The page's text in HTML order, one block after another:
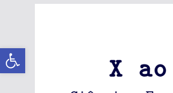
Abrir a barra de